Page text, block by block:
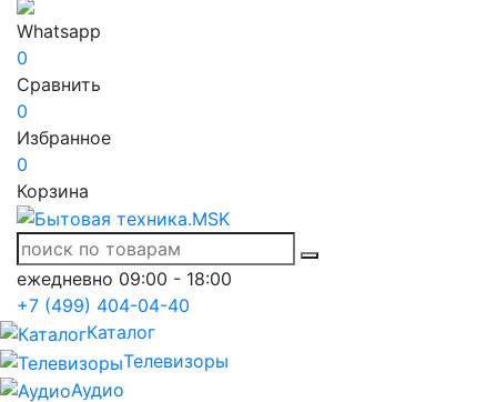
Whatsapp
0
Сравнить
0
Избранное
0
Корзина
ежедневно 09:00 - 18:00
+7 (499) 404-04-40
Каталог
Телевизоры
Аудио